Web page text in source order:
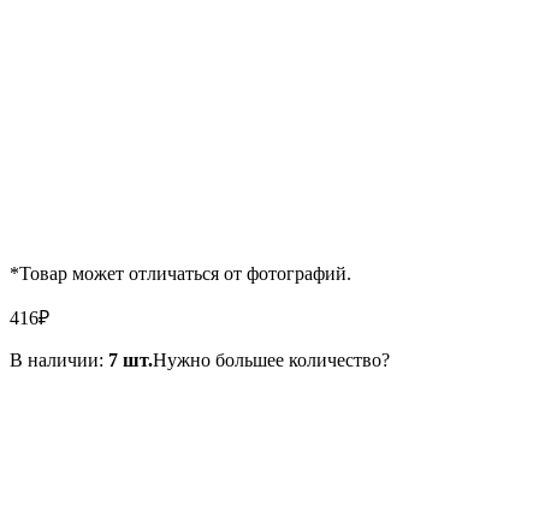
*Товар может отличаться от фотографий.
416₽
В наличии: 7 шт.Нужно большее количество?